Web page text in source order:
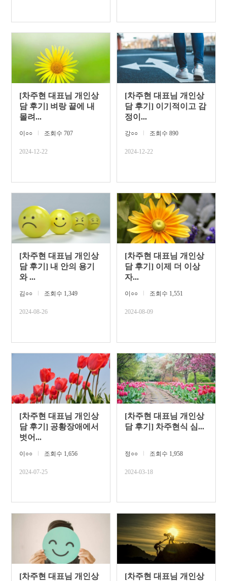
[차주현 대표님 개인상
담 후기] 벼랑 끝에 내
몰려...
이○○ 조회수 707
2024-12-22
[차주현 대표님 개인상
담 후기] 이기적이고 감
정이...
강○○ 조회수 890
2024-12-22
[차주현 대표님 개인상
담 후기] 내 안의 용기
와 ...
김○○ 조회수 1,349
2024-08-26
[차주현 대표님 개인상
담 후기] 이제 더 이상
자...
이○○ 조회수 1,551
2024-08-09
[차주현 대표님 개인상
담 후기] 공황장애에서
벗어...
이○○ 조회수 1,656
2024-07-25
[차주현 대표님 개인상
담 후기] 차주현식 심...
정○○ 조회수 1,958
2024-03-18
[차주현 대표님 개인상
[차주현 대표님 개인상